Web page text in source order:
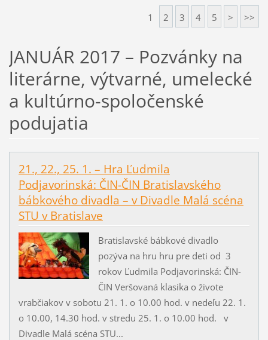
1 2 3 4 5 > >>
JANUÁR 2017 – Pozvánky na
literárne, výtvarné, umelecké
a kultúrno-spoločenské
podujatia
21., 22., 25. 1. – Hra Ľudmila
Podjavorinská: ČIN-ČIN Bratislavského
bábkového divadla – v Divadle Malá scéna
STU v Bratislave
Bratislavské bábkové divadlo
pozýva na hru hru pre deti od 3
rokov Ľudmila Podjavorinská: ČIN-
ČIN Veršovaná klasika o živote
vrabčiakov v sobotu 21. 1. o 10.00 hod. v nedeľu 22. 1.
o 10.00, 14.30 hod. v stredu 25. 1. o 10.00 hod. v
Divadle Malá scéna STU...